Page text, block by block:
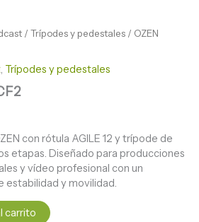
/ Trípodes y pedestales / OZEN
Trípodes y pedestales
con rótula AGILE 12 y trípode de
etapas. Diseñado para producciones
y vídeo profesional con un
estabilidad y movilidad.
carrito